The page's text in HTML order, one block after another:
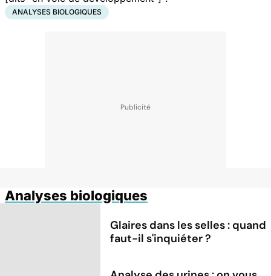
ANALYSES BIOLOGIQUES
Analyses biologiques
Glaires dans les selles : quand
faut-il s'inquiéter ?